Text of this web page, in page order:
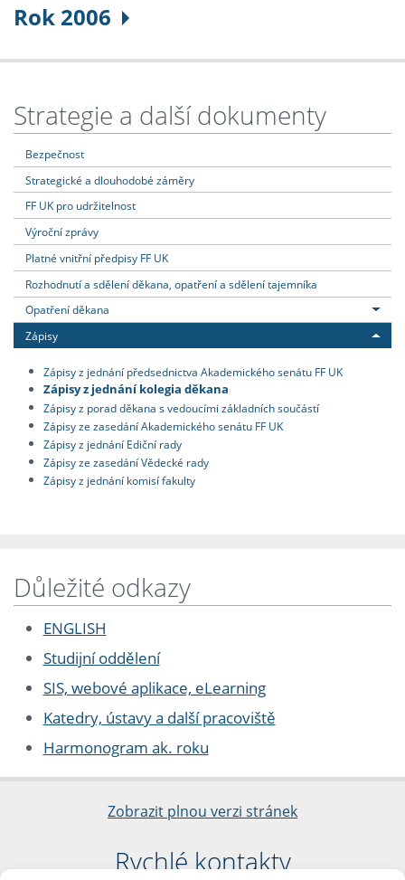
Rok 2006
Strategie a další dokumenty
Bezpečnost
Strategické a dlouhodobé záměry
FF UK pro udržitelnost
Výroční zprávy
Platné vnitřní předpisy FF UK
Rozhodnutí a sdělení děkana, opatření a sdělení tajemníka
Opatření děkana
Zápisy
Zápisy z jednání předsednictva Akademického senátu FF UK
Zápisy z jednání kolegia děkana
Zápisy z porad děkana s vedoucími základních součástí
Zápisy ze zasedání Akademického senátu FF UK
Zápisy z jednání Ediční rady
Zápisy ze zasedání Vědecké rady
Zápisy z jednání komisí fakulty
Důležité odkazy
ENGLISH
Studijní oddělení
SIS, webové aplikace, eLearning
Katedry, ústavy a další pracoviště
Harmonogram ak. roku
Zobrazit plnou verzi stránek
Rychlé kontakty